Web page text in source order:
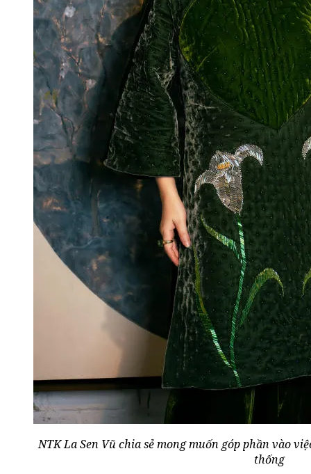
NTK La Sen Vũ chia sẻ mong muốn góp phần vào
thống